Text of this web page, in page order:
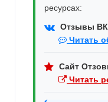
ресурсах:
Отзывы
Читать
Сайт
Читать